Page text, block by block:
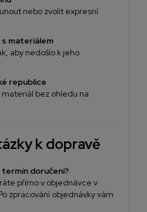
nebo zvolit expresní
s materiálem
aby nedošlo k jeho
republice
bez ohledu na
k dopravě
doručení?
přímo v objednávce v
zpracování objednávky vám